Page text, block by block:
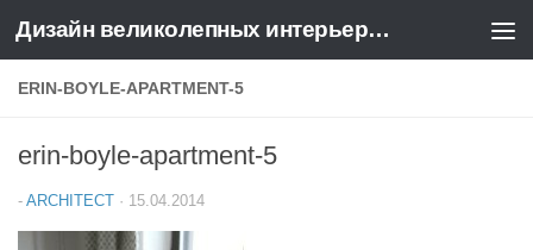
Перейти к содержимому Дизайн великолепных интерьеров квартир и домов
ERIN-BOYLE-APARTMENT-5
erin-boyle-apartment-5
- ARCHITECT · 15.04.2014